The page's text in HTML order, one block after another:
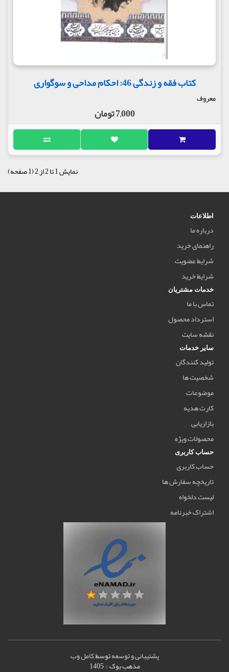
کتاب فقه و زندگی 46: احکام مداحی و سوگواری
معروف
7,000 تومان
نمایش 1 تا 2 از 2 (1 صفحه)
اطلاعات
درباره ما
راهنمای خرید
شرایط عضویت
شرایط خرید
خدمات مشتریان
تماس با ما
استرداد محصول
نقشه سایت
سایر خدمات
تولید کنندگان
شخصیت ها
موضوعات
کارت هدیه
بازاریابی
محصولات ویژه
حساب کاربری
حساب کاربری
تاریخچه سفارش ها
لیست دلخواه
اشتراک خبرنامه
پشتیبانی و توسعهتوسطکامل وب
مذهب بوک © 1405